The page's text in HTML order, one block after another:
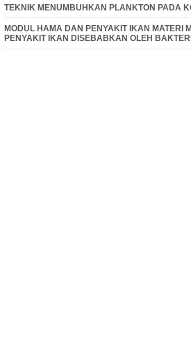
TEKNIK MENUMBUHKAN PLANKTON PADA
MODUL HAMA DAN PENYAKIT IKAN MATERI
PENYAKIT IKAN DISEBABKAN OLEH BAKTERI